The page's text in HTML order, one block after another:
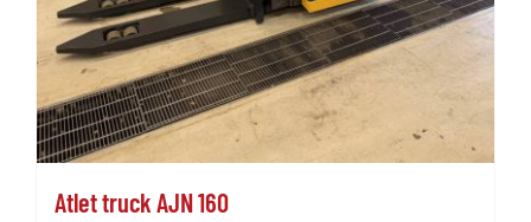
Atlet truck AJN 160